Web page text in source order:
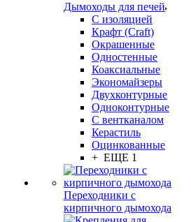
Дымоходы для печей
С изоляцией
Крафт (Craft)
Окрашенные
Одностенные
Коаксиальные
Экономайзеры
Двухконтурные
Одноконтурные
С вентканалом
Керастиль
Оцинкованные
+ ЕЩЕ 1
Переходники с
кирпичного дымохода